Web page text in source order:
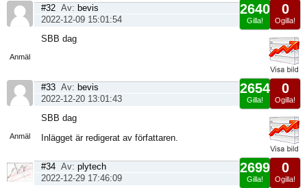
Anmäl
0
Ogilla!
2640
Gilla!
#32 Av: bevis
2022-12-09 15:01:54
SBB dag
Anmäl
0
Ogilla!
2654
Gilla!
#33 Av: bevis
2022-12-20 13:01:43
SBB dag
Inlägget är redigerat av författaren.
0
Ogilla!
2699
Gilla!
#34 Av: plytech
2022-12-29 17:46:09